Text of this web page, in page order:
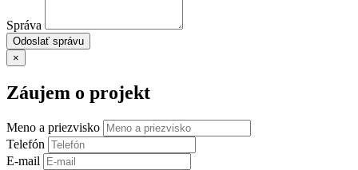
Správa
Odoslať správu
×
Záujem o projekt
Meno a priezvisko
Telefón
E-mail